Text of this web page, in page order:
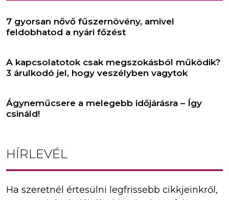
7 gyorsan nővő fűszernövény, amivel
feldobhatod a nyári főzést
A kapcsolatotok csak megszokásból működik?
3 árulkodó jel, hogy veszélyben vagytok
Ágyneműcsere a melegebb időjárásra – Így
csináld!
HÍRLEVÉL
Ha szeretnél értesülni legfrissebb cikkjeinkről,